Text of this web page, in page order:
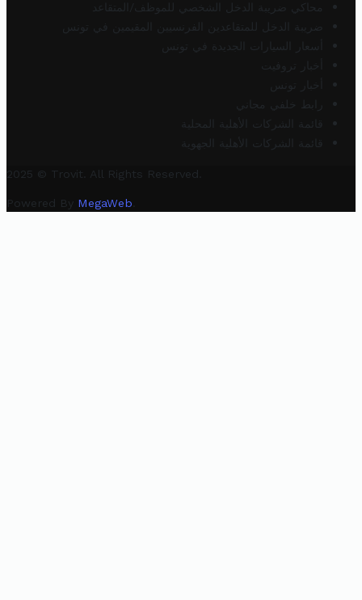
محاكي ضريبة الدخل الشخصي للموظف/المتقاعد
ضريبة الدخل للمتقاعدين الفرنسيين المقيمين في تونس
أسعار السيارات الجديدة في تونس
أخبار تروفيت
أخبار تونس
رابط خلفي مجاني
قائمة الشركات الأهلية المحلية
قائمة الشركات الأهلية الجهوية
2025 © Trovit. All Rights Reserved.
Powered By MegaWeb